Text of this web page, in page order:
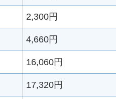
2,300円
4,660円
16,060円
17,320円